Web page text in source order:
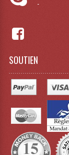
-
SOUTIEN